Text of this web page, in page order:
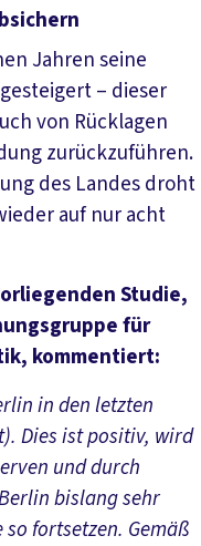
Jahren seine
– dieser
von Rücklagen
zurückzuführen.
des Landes droht
auf nur acht
Studie,
für
kommentiert:
in den letzten
Dies ist positiv, wird
und durch
bislang sehr
fortsetzen. Gemäß